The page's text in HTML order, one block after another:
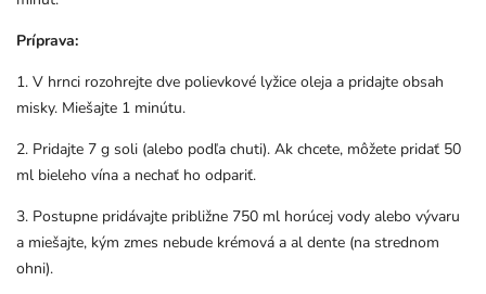
Príprava:
1. V hrnci rozohrejte dve polievkové lyžice oleja a pridajte obsah
misky. Miešajte 1 minútu.
2. Pridajte 7 g soli (alebo podľa chuti). Ak chcete, môžete pridať 50
ml bieleho vína a nechať ho odpariť.
3. Postupne pridávajte približne 750 ml horúcej vody alebo vývaru
a miešajte, kým zmes nebude krémová a al dente (na strednom
ohni).